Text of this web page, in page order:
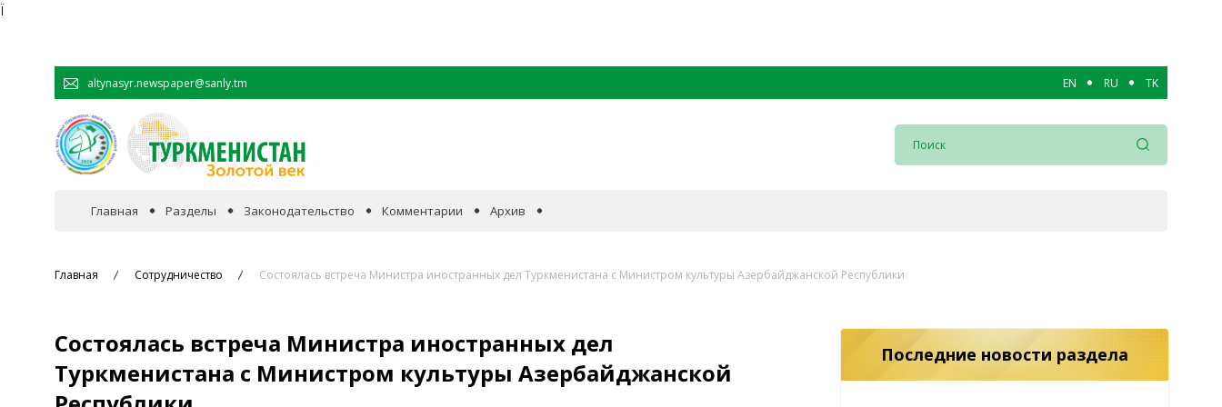
Ï
altynasyr.newspaper@sanly.tm EN RU TK
Главная Разделы
Сотрудничество
Законодательство Комментарии Архив
Главная Сотрудничество Состоялась встреча Министра иностранных дел Туркменистана с Министром культуры Азербайджанской Республики
Состоялась встреча Министра иностранных дел
Туркменистана с Министром культуры Азербайджанской
Последние новости раздела